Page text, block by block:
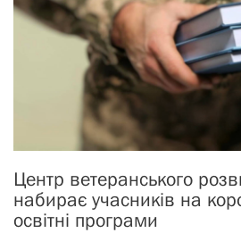
Центр ветеранського
набирає учасників на
освітні програми